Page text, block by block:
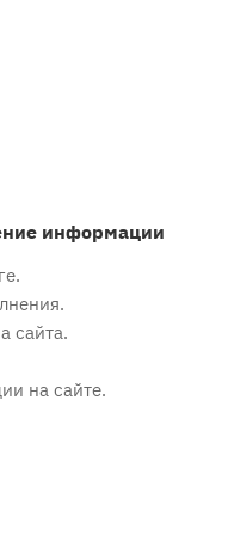
информации
сайта.
на сайте.